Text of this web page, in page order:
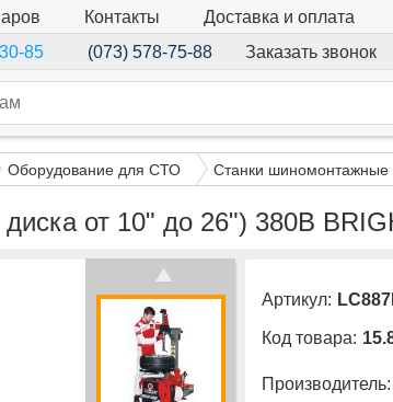
Контакты Доставка и оплата
85
(073) 578-75-88 Заказать звонок
Оборудование для СТО Станки шиномонтажные
от 10" до 26") 380В
Артикул:
Код товара:
Производитель: